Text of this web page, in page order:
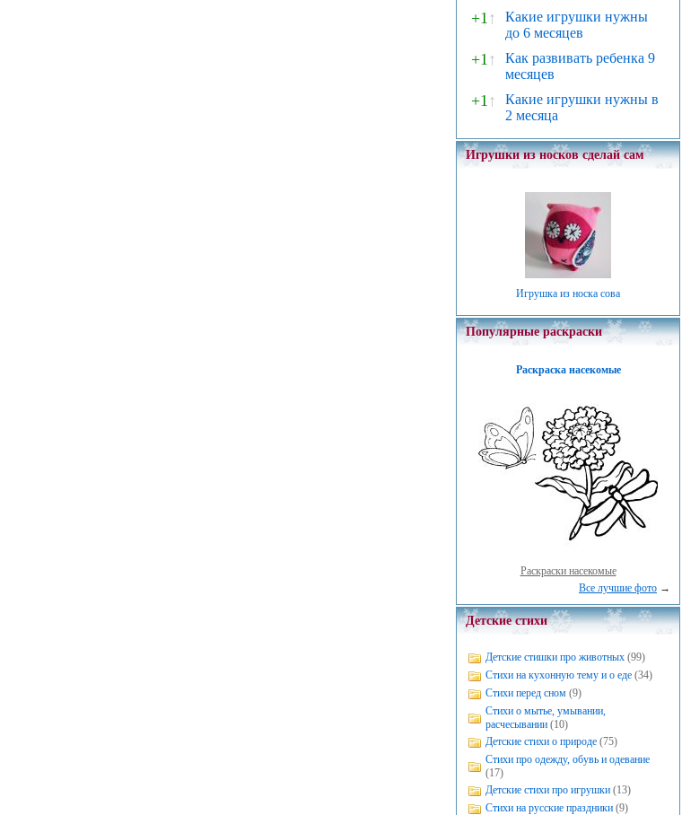
+1↑
Какие игрушки нужны
до 6 месяцев
+1↑
Как развивать ребенка 9
месяцев
+1↑
Какие игрушки нужны в
2 месяца
Игрушки из носков сделай сам
Игрушка из носка сова
Популярные раскраски
Раскраска насекомые
Раскраски насекомые
Все лучшие фото →
Детские стихи
Детские стишки про животных (99)
Стихи на кухонную тему и о еде (34)
Стихи перед сном (9)
Стихи о мытье, умывании,
расчесывании (10)
Детские стихи о природе (75)
Стихи про одежду, обувь и одевание
(17)
Детские стихи про игрушки (13)
Стихи на русские праздники (9)